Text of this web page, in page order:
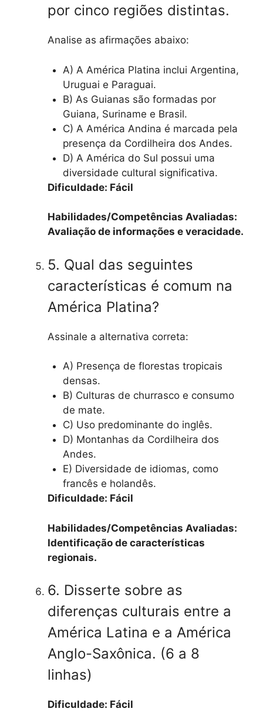
por cinco regiões distintas.
Analise as afirmações abaixo:
A) A América Platina inclui Argentina,
Uruguai e Paraguai.
B) As Guianas são formadas por
Guiana, Suriname e Brasil.
C) A América Andina é marcada pela
presença da Cordilheira dos Andes.
D) A América do Sul possui uma
diversidade cultural significativa.
Dificuldade: Fácil
Habilidades/Competências Avaliadas:
Avaliação de informações e veracidade.
5. Qual das seguintes
características é comum na
América Platina?
Assinale a alternativa correta:
A) Presença de florestas tropicais
densas.
B) Culturas de churrasco e consumo
de mate.
C) Uso predominante do inglês.
D) Montanhas da Cordilheira dos
Andes.
E) Diversidade de idiomas, como
francês e holandês.
Dificuldade: Fácil
Habilidades/Competências Avaliadas:
Identificação de características
regionais.
6. Disserte sobre as
diferenças culturais entre a
América Latina e a América
Anglo-Saxônica. (6 a 8
linhas)
Dificuldade: Fácil